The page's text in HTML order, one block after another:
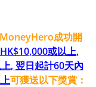
成功開
或以上,
, 翌日起計60天內
可獲送以下獎賞：